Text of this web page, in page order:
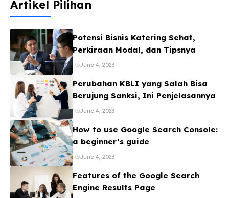
Artikel Pilihan
Potensi Bisnis Katering Sehat,
Perkiraan Modal, dan Tipsnya
June 4, 2023
Perubahan KBLI yang Salah Bisa
Berujung Sanksi, Ini Penjelasannya
June 4, 2023
How to use Google Search Console:
a beginner’s guide
June 4, 2023
Features of the Google Search
Engine Results Page